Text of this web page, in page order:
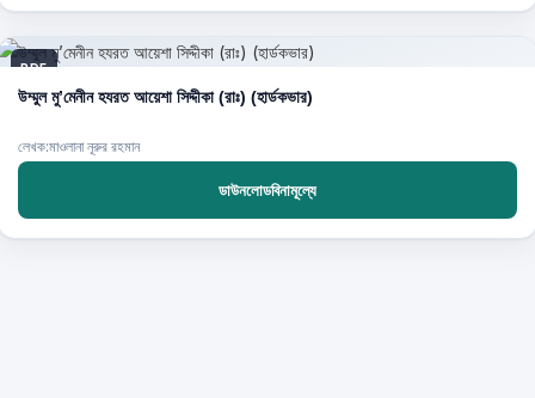
PDF
উম্মুল মু’মেনীন হযরত আয়েশা সিদ্দীকা (রাঃ) (হার্ডকভার)
লেখক:মাওলানা নূরুর রহমান
ডাউনলোডবিনামূল্যে